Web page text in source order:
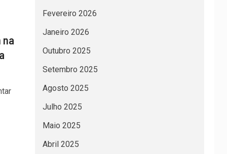
na
Fevereiro 2026
Janeiro 2026
Outubro 2025
Setembro 2025
Agosto 2025
Julho 2025
Maio 2025
Abril 2025